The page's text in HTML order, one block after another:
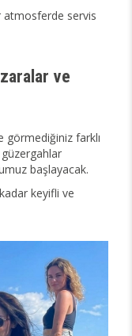
atmosferde servis
ve
görmediğiniz farklı
başlayacak.
keyifli ve